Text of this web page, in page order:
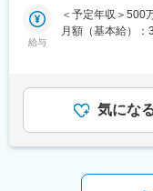
前線を体感しな
わせたキャリア形
変更の範囲：会社
理や現場対応と
のキャリア設計、
折衝、そしてチー
略」を練り、実行
■業務内容：
・タレントのキ
給与
＜予定年収＞500
月額（基本給）
準1ヶ月／回、在
金はあくまでも
があります。月
気にな